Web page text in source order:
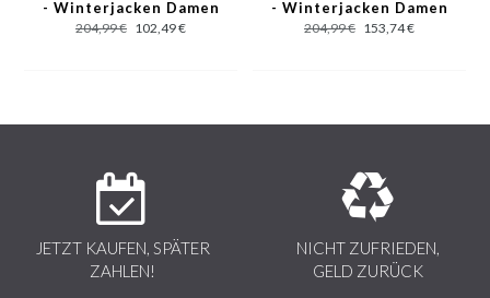
hinzufügen
Hinweis! Der Pelzkragen ist ein Naturprodukt und daher hat
- Winterjacken Damen
Kurz - Rot
204,99 € 102,49 €
- Winterjacken Damen
Kurz - Grün
204,99 € 153,74 €
JETZT KAUFEN, SPÄTER
ZAHLEN!
NICHT ZUFRIEDEN,
GELD ZURÜCK